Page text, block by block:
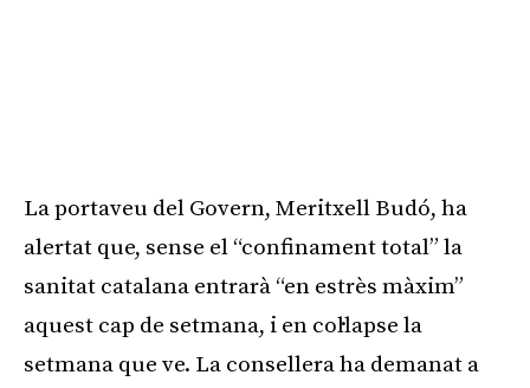
La portaveu del Govern, Meritxell Budó, ha
alertat que, sense el “confinament total” la
sanitat catalana entrarà “en estrès màxim”
aquest cap de setmana, i en col·lapse la
setmana que ve. La consellera ha demanat a